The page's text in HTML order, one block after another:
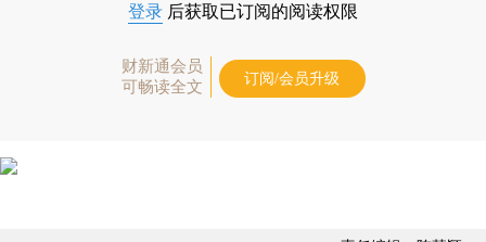
登录 后获取已订阅的阅读权限
财新通会员
可畅读全文
订阅/会员升级